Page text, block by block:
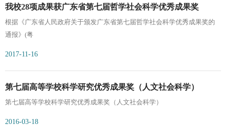
学李龙 二等奖 7实质性创新还是策略性创新？——宏观产业政策对微观企
业创新的影响论文管理学黎文靖二等奖8Cross-Border Acquisitions by State-
Owned Firms:
分布来看，共有14个学院获第八届哲学社会科学优秀成果奖，其中：文学
院13项，居首位；经济学院和管理学院各5项，并列第二位；新闻与传播学
院4项，居第四位，另外马克思主义学院等10个学院也各有成果获奖。（获
理论经济学·应用经济学有8项，居首位；文学有5项，居第二位；新闻传播
形式来看，著作类获奖成果7项，论文类获奖成果28项，调研报告5项。广
东省哲学社会科学优秀成果奖由广东省人民政府设立，旨在奖励我省在哲
学社会科学研究中做出贡献的集体和个人，充分调动和发展广大哲学社会
我校28项成果获广东省第七届哲学社会科学优秀成果奖
根据《广东省人民政府关于颁发广东省第七届哲学社会科学优秀成果奖的
通报》(粤
2017-11-16
第七届高等学校科学研究优秀成果奖（人文社会科学）
第七届高等学校科学研究优秀成果奖（人文社会科学）
2016-03-18